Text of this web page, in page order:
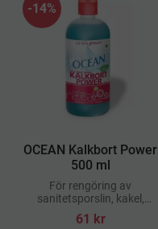
​OCEAN Kalkbort Power
500 ml
För rengöring av
sanitetsporslin, kakel,
duschutrymmen, rostfria
ytor och stengolv
61 kr
14%